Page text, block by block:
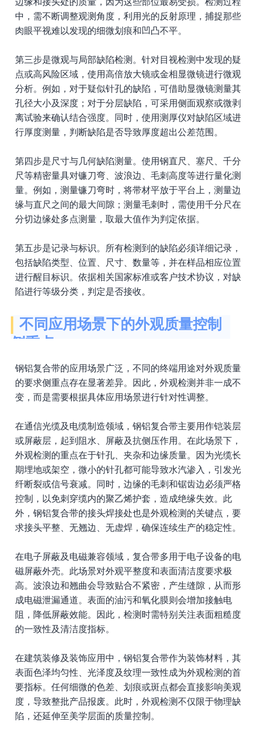
中，需不断调整观测角度，利用光的反射原理，捕捉那些
肉眼平视难以发现的细微划痕和凹凸不平。
第三步是微观与局部缺陷检测。针对目视检测中发现的疑
点或高风险区域，使用高倍放大镜或金相显微镜进行微观
分析。例如，对于疑似针孔的缺陷，可借助显微镜测量其
孔径大小及深度；对于分层缺陷，可采用侧面观察或微剥
离试验来确认结合强度。同时，使用测厚仪对缺陷区域进
行厚度测量，判断缺陷是否导致厚度超出公差范围。
第四步是尺寸与几何缺陷测量。使用钢直尺、塞尺、千分
尺等精密量具对镰刀弯、波浪边、毛刺高度等进行量化测
量。例如，测量镰刀弯时，将带材平放于平台上，测量边
缘与直尺之间的最大间隙；测量毛刺时，需使用千分尺在
分切边缘处多点测量，取最大值作为判定依据。
第五步是记录与标识。所有检测到的缺陷必须详细记录，
包括缺陷类型、位置、尺寸、数量等，并在样品相应位置
进行醒目标识。依据相关国家标准或客户技术协议，对缺
陷进行等级分类，判定是否接收。
不同应用场景下的外观质量控制
侧重点
钢铝复合带的应用场景广泛，不同的终端用途对外观质量
的要求侧重点存在显著差异。因此，外观检测并非一成不
变，而是需要根据具体应用场景进行针对性调整。
在通信光缆及电缆制造领域，钢铝复合带主要用作铠装层
或屏蔽层，起到阻水、屏蔽及抗侧压作用。在此场景下，
外观检测的重点在于针孔、夹杂和边缘质量。因为光缆长
期埋地或架空，微小的针孔都可能导致水汽渗入，引发光
纤断裂或信号衰减。同时，边缘的毛刺和锯齿边必须严格
控制，以免刺穿缆内的聚乙烯护套，造成绝缘失效。此
外，钢铝复合带的接头焊接处也是外观检测的关键点，要
求接头平整、无翘边、无虚焊，确保连续生产的稳定性。
在电子屏蔽及电磁兼容领域，复合带多用于电子设备的电
磁屏蔽外壳。此场景对外观平整度和表面清洁度要求极
高。波浪边和翘曲会导致贴合不紧密，产生缝隙，从而形
成电磁泄漏通道。表面的油污和氧化膜则会增加接触电
阻，降低屏蔽效能。因此，检测时需特别关注表面粗糙度
的一致性及清洁度指标。
在建筑装修及装饰应用中，钢铝复合带作为装饰材料，其
表面色泽均匀性、光泽度及纹理一致性成为外观检测的首
要指标。任何细微的色差、划痕或斑点都会直接影响美观
度，导致整批产品报废。此时，外观检测不仅限于物理缺
陷，还延伸至美学层面的质量控制。